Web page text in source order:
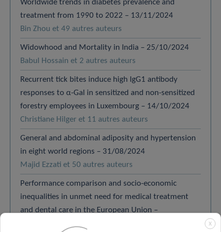
Worldwide trends in diabetes prevalence and
treatment from 1990 to 2022 – 13/11/2024
Bin Zhou et 49 autres auteurs
Widowhood and Mortality in India – 25/10/2024
Babul Hossain et 2 autres auteurs
Recurrent tick bites induce high IgG1 antibody
responses to α-Gal in sensitized and non-sensitized
forestry employees in Luxembourg – 14/10/2024
Christiane Hilger et 11 autres auteurs
General and abdominal adiposity and hypertension
in eight world regions – 31/08/2024
Majid Ezzati et 50 autres auteurs
Performance comparison and socio-economic
inequalities in unmet need for medical treatment
and dental care in the European Union –
X